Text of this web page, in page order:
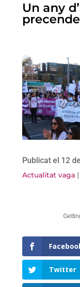
Un any
Publicat el 12
Actualitat vaga|
Twitter